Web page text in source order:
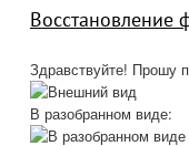
Восстановление
Здравствуйте! Прошу
В разобранном виде: